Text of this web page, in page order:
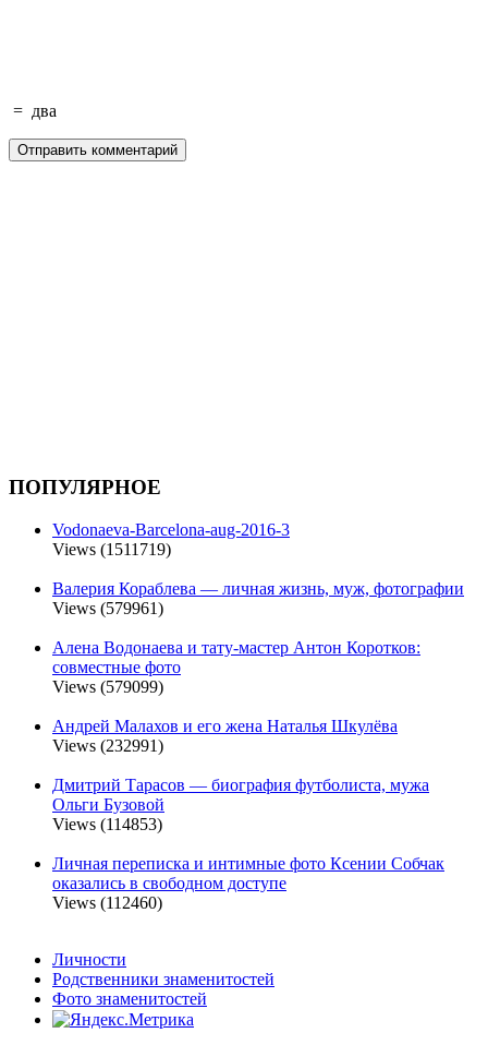
= два
ПОПУЛЯРНОЕ
Vodonaeva-Barcelona-aug-2016-3
Views (1511719)
Валерия Кораблева — личная жизнь, муж, фотографии
Views (579961)
Алена Водонаева и тату-мастер Антон Коротков:
совместные фото
Views (579099)
Андрей Малахов и его жена Наталья Шкулёва
Views (232991)
Дмитрий Тарасов — биография футболиста, мужа
Ольги Бузовой
Views (114853)
Личная переписка и интимные фото Ксении Собчак
оказались в свободном доступе
Views (112460)
Личности
Родственники знаменитостей
Фото знаменитостей